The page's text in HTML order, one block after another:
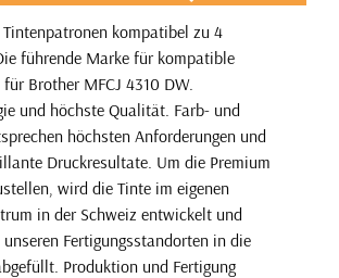
Tintenpatronen kompatibel zu 4
führende Marke für kompatible
Brother MFCJ 4310 DW.
und höchste Qualität. Farb- und
höchsten Anforderungen und
Druckresultate. Um die Premium
wird die Tinte im eigenen
in der Schweiz entwickelt und
Fertigungsstandorten in die
Produktion und Fertigung